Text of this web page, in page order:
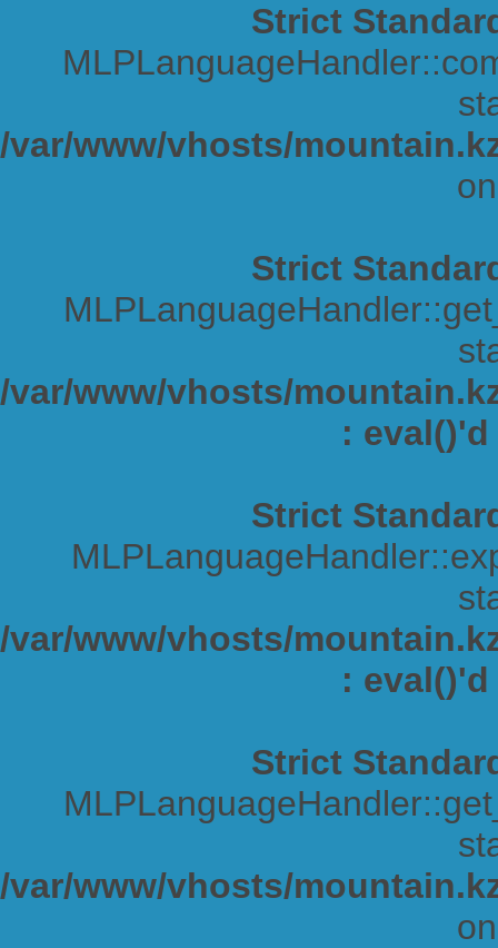
Strict
/var/www/vhosts/
Strict
/var/www/vhosts/
:
Strict
/var/www/vhosts/
:
Strict
/var/www/vhosts/